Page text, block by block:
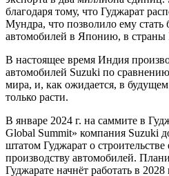
благодаря тому, что Гуджарат
Мундра, что позволило ему стать
автомобилей в Японию, в
В настоящее время Индия
автомобилей Suzuki по
мира, и, как ожидается, в
только расти.
В январе 2024 г. на саммите в
Global Summit» компания Suzuki
штатом Гуджарат о
производству автомобилей.
Гуджарате начнёт работать в 2028